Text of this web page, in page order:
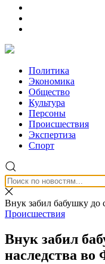
Политика
Экономика
Общество
Культура
Персоны
Происшествия
Экспертиза
Спорт
Внук забил бабушку до
Происшествия
Внук забил
наследства во